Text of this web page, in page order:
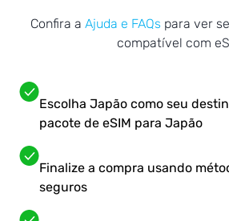
Confira a Ajuda e FAQs para ver
compatível com
Escolha Japão como seu
pacote de eSIM para Japão
Finalize a compra usando
seguros